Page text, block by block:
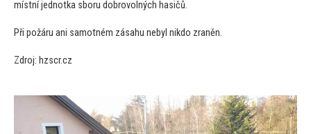
místní jednotka sboru dobrovolných hasičů.
Při požáru ani samotném zásahu nebyl nikdo zraněn.
Zdroj: hzscr.cz